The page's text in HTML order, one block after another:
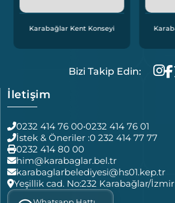
Konseyi Karabağlar Bilim Merkezi
Bizi Takip Edin:
İletişim
0232 414 76 00•0232 414 76 01
İstek & Öneriler :0 232 414 77 77
0232 414 80 00
him@karabaglar.bel.tr
karabaglarbelediyesi@hs01.kep.tr
Yeşillik cad. No:232 Karabağlar/İzmir